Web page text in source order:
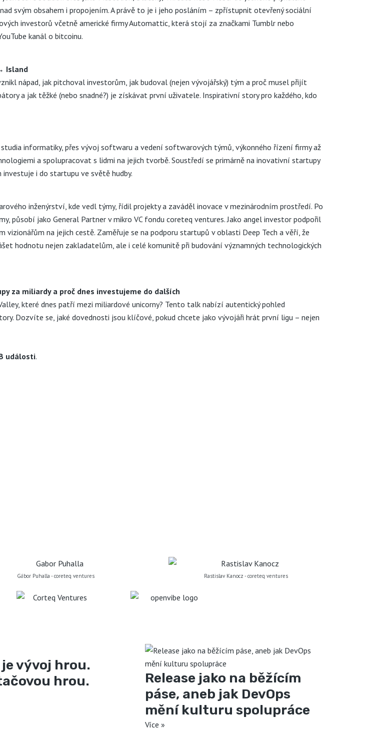
svým obsahem i propojením. A právě to je i jeho posláním – zpřístupnit otevřený sociální
investorů včetně americké firmy Automattic, která stojí za značkami Tumblr nebo
kanál o bitcoinu.
Island
nápad, jak pitchoval investorům, jak budoval (nejen vývojářský) tým a proč musel přijít
a jak těžké (nebo snadné?) je získávat první uživatele. Inspirativní story pro každého, kdo
informatiky, přes vývoj softwaru a vedení softwarových týmů, výkonného řízení firmy až
a spolupracovat s lidmi na jejich tvorbě. Soustředí se primárně na inovativní startupy
investuje i do startupu ve světě hudby.
inženýrství, kde vedl týmy, řídil projekty a zaváděl inovace v mezinárodním prostředí. Po
působí jako General Partner v mikro VC fondu coreteq ventures. Jako angel investor podpořil
na jejich cestě. Zaměřuje se na podporu startupů v oblasti Deep Tech a věří, že
hodnotu nejen zakladatelům, ale i celé komunitě při budování významných technologických
za miliardy a proč dnes investujeme do dalších
které dnes patří mezi miliardové unicorny? Tento talk nabízí autentický pohled
Dozvíte se, jaké dovednosti jsou klíčové, pokud chcete jako vývojáři hrát první ligu – nejen
události.
Gábor Puhalla - coreteq ventures Rastislav Kanocz - coreteq ventures
je vývoj hrou.
hrou.
Release jako na běžícím
páse, aneb jak DevOps
mění kulturu spolupráce
Více »